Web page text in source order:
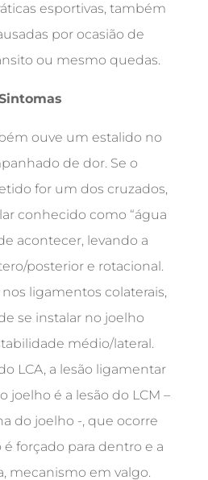
esportivas, também
por ocasião de
ou mesmo quedas.
ouve um estalido no
de dor. Se o
for um dos cruzados,
conhecido como “água
acontecer, levando a
posterior e rotacional.
nos ligamentos colaterais,
se instalar no joelho
médio/lateral.
LCA, a lesão ligamentar
joelho é a lesão do LCM –
do joelho -, que ocorre
forçado para dentro e a
mecanismo em valgo.